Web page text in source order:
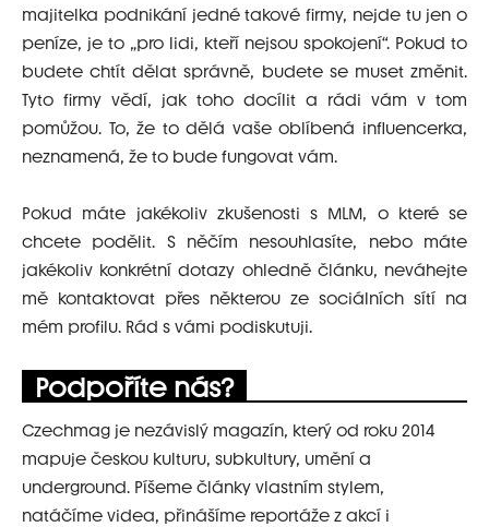
majitelka podnikání jedné takové firmy, nejde tu jen o
peníze, je to „pro lidi, kteří nejsou spokojení“. Pokud to
budete chtít dělat správně, budete se muset změnit.
Tyto firmy vědí, jak toho docílit a rádi vám v tom
pomůžou. To, že to dělá vaše oblíbená influencerka,
neznamená, že to bude fungovat vám.
Pokud máte jakékoliv zkušenosti s MLM, o které se
chcete podělit. S něčím nesouhlasíte, nebo máte
jakékoliv konkrétní dotazy ohledně článku, neváhejte
mě kontaktovat přes některou ze sociálních sítí na
mém profilu. Rád s vámi podiskutuji.
Podpoříte nás?
Czechmag je nezávislý magazín, který od roku 2014
mapuje českou kulturu, subkultury, umění a
underground. Píšeme články vlastním stylem,
natáčíme videa, přinášíme reportáže z akcí i